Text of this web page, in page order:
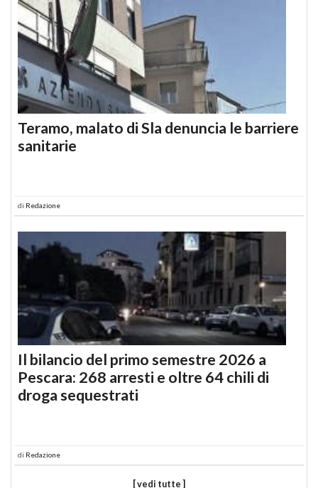
Teramo, malato di Sla denuncia le barriere
sanitarie
di Redazione
Il bilancio del primo semestre 2026 a
Pescara: 268 arresti e oltre 64 chili di
droga sequestrati
di Redazione
[ vedi tutte ]